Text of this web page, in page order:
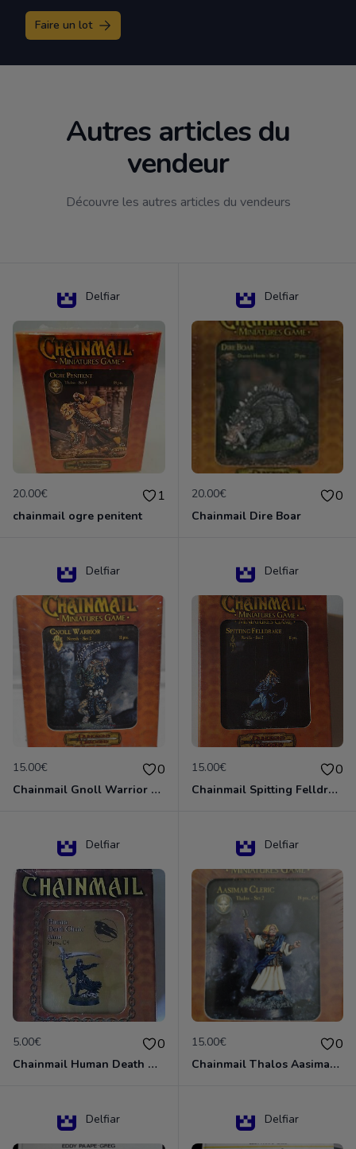
Faire un lot
Autres articles du
vendeur
Découvre les autres articles du vendeurs
Delfiar
20.00€ 1
chainmail ogre penitent
Delfiar
20.00€ 0
Chainmail Dire Boar
Delfiar
15.00€ 0
Chainmail Gnoll Warrior Dungeons & Dragons
Delfiar
15.00€ 0
Chainmail Spitting Felldrake
Delfiar
5.00€ 0
Chainmail Human Death Cleric
Delfiar
15.00€ 0
Chainmail Thalos Aasimar Cleric
Delfiar Delfiar